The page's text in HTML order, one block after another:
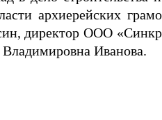
архиерейских
директор ООО
Иванова.